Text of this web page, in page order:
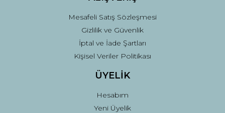
Mesafeli Satış Sözleşmesi
Gizlilik ve Güvenlik
İptal ve İade Şartları
Kişisel Veriler Politikası
ÜYELİK
Hesabım
Yeni Üyelik